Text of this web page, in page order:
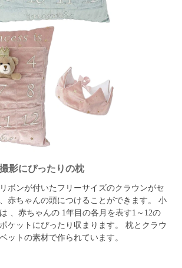
影にぴったりの枕
ボンが付いたフリーサイズのクラウンがセ
赤ちゃんの頭につけることができます。
小
、赤ちゃんの 1年目の各月を表す1～12の
ケットにぴったり収まります。
枕とクラウ
ットの素材で作られています。